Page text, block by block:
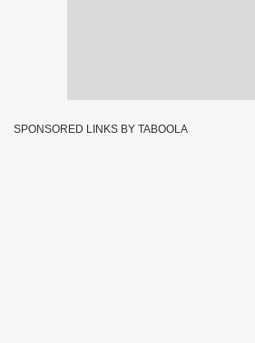
SPONSORED LINKS BY TABOOLA